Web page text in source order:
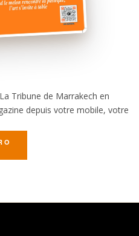
Tribune de Marrakech en
depuis votre mobile, votre